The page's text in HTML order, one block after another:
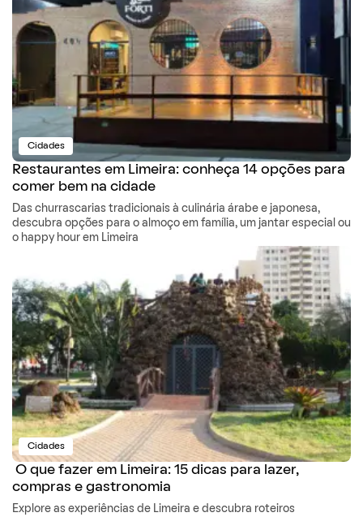
Cidades
Restaurantes em Limeira: conheça 14 opções para
comer bem na cidade
Das churrascarias tradicionais à culinária árabe e japonesa,
descubra opções para o almoço em família, um jantar especial ou
o happy hour em Limeira
Cidades
O que fazer em Limeira: 15 dicas para lazer,
compras e gastronomia
Explore as experiências de Limeira e descubra roteiros